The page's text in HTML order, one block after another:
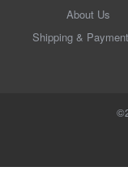
About Us
Shipping & Payment